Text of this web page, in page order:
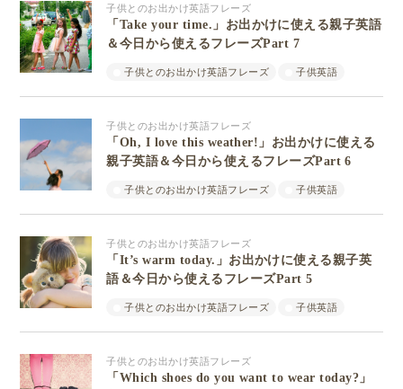
子供とのお出かけ英語フレーズ
「Take your time.」お出かけに使える親子英語
＆今日から使えるフレーズPart 7
子供とのお出かけ英語フレーズ 子供英語
子供とのお出かけ英語フレーズ
「Oh, I love this weather!」お出かけに使える
親子英語＆今日から使えるフレーズPart 6
子供とのお出かけ英語フレーズ 子供英語
子供とのお出かけ英語フレーズ
「It’s warm today.」お出かけに使える親子英
語＆今日から使えるフレーズPart 5
子供とのお出かけ英語フレーズ 子供英語
子供とのお出かけ英語フレーズ
「Which shoes do you want to wear today?」